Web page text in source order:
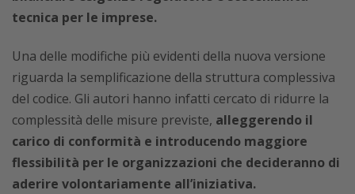
tecnica per le imprese.
Una delle modifiche più evidenti della nuova versione
riguarda la semplificazione della struttura complessiva
del codice. Gli autori hanno infatti cercato di ridurre la
complessità delle misure previste, alleggerendo il
carico di conformità e introducendo maggiore
flessibilità per le organizzazioni che decideranno di
aderire volontariamente all’iniziativa.